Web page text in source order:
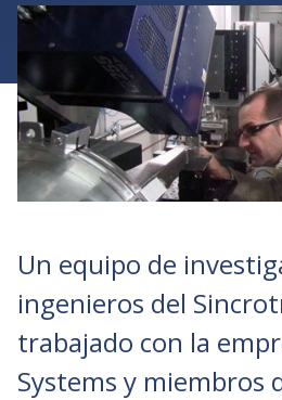
Un equipo de
ingenieros del
trabajado con la
Systems y miembros